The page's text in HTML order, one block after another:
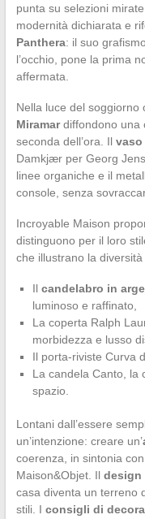
punta su selezioni
modernità dichiarata e
Panthera: il suo
l’occhio, pone la prima
affermata.
Nella luce del soggiorno
Miramardiffondono una
seconda dell’ora. Il vaso
Damkjær per Georg
linee organiche e il
console, senza
Incroyable Maison
distinguono per il loro
che illustrano la
Il candelabro in
luminoso e raffinato,
La coperta Ralph
morbidezza e lusso
Il porta-riviste Curva
La candela Canto, la
spazio.
Lontani dall’essere
un’intenzione: creare un’
coerenza, in sintonia
Maison&Objet. Il design
casa diventa un terreno
stili. I consigli di